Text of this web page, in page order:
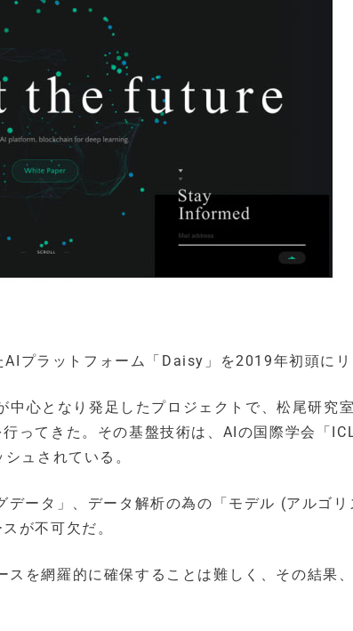
プラットフォーム「Daisy」を2019年初頭にリ
心となり発足したプロジェクトで、松尾研究
ってきた。その基盤技術は、AIの国際学会「
ュされている。
ータ」、データ解析の為の「モデル (アルゴ
が不可欠だ。
を網羅的に確保することは難しく、その結果